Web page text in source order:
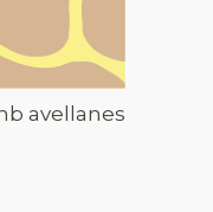
avellanes